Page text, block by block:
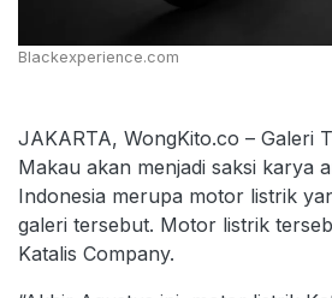
Blackexperience.com
JAKARTA, WongKito.co – Galeri
Makau akan menjadi saksi karya
Indonesia merupa motor listrik
galeri tersebut. Motor listrik
Katalis Company.